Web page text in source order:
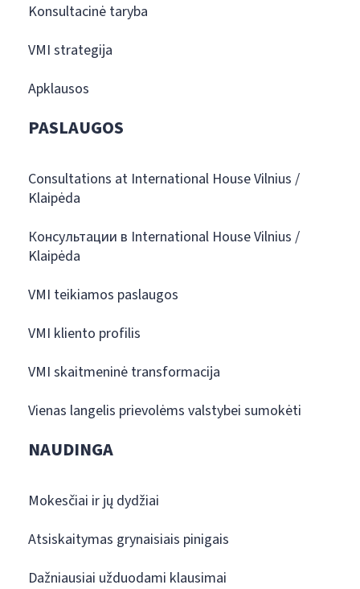
Konsultacinė taryba
VMI strategija
Apklausos
PASLAUGOS
Consultations at International House Vilnius /
Klaipėda
Консультации в International House Vilnius /
Klaipėda
VMI teikiamos paslaugos
VMI kliento profilis
VMI skaitmeninė transformacija
Vienas langelis prievolėms valstybei sumokėti
NAUDINGA
Mokesčiai ir jų dydžiai
Atsiskaitymas grynaisiais pinigais
Dažniausiai užduodami klausimai